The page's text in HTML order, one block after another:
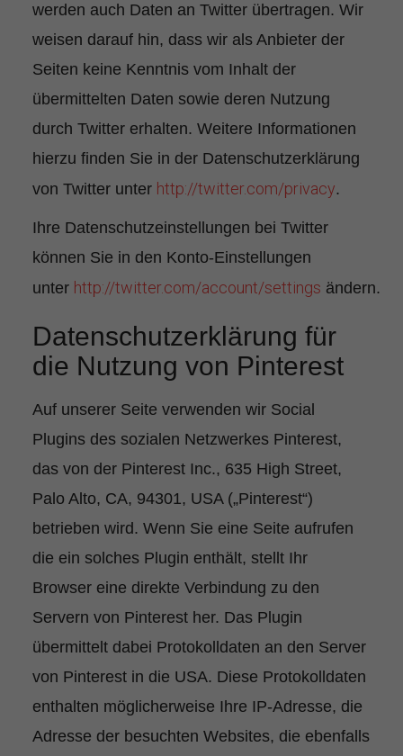
werden auch Daten an Twitter übertragen. Wir
weisen darauf hin, dass wir als Anbieter der
Seiten keine Kenntnis vom Inhalt der
übermittelten Daten sowie deren Nutzung
durch Twitter erhalten. Weitere Informationen
hierzu finden Sie in der Datenschutzerklärung
von Twitter unter http://twitter.com/privacy.
Ihre Datenschutzeinstellungen bei Twitter
können Sie in den Konto-Einstellungen
unter http://twitter.com/account/settings ändern.
Datenschutzerklärung für
die Nutzung von Pinterest
Auf unserer Seite verwenden wir Social
Plugins des sozialen Netzwerkes Pinterest,
das von der Pinterest Inc., 635 High Street,
Palo Alto, CA, 94301, USA („Pinterest“)
betrieben wird. Wenn Sie eine Seite aufrufen
die ein solches Plugin enthält, stellt Ihr
Browser eine direkte Verbindung zu den
Servern von Pinterest her. Das Plugin
übermittelt dabei Protokolldaten an den Server
von Pinterest in die USA. Diese Protokolldaten
enthalten möglicherweise Ihre IP-Adresse, die
Adresse der besuchten Websites, die ebenfalls